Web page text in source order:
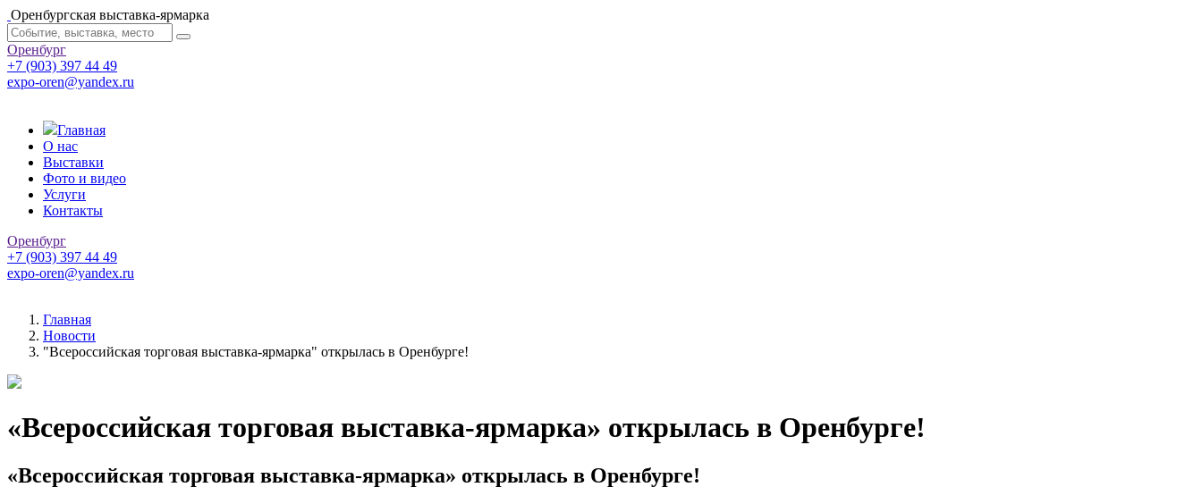
Оренбургская выставка-ярмарка
Оренбург
+7 (903) 397 44 49
expo-oren@yandex.ru
Главная
О нас
Выставки
Фото и видео
Услуги
Контакты
Оренбург
+7 (903) 397 44 49
expo-oren@yandex.ru
Главная
Новости
"Всероссийская торговая выставка-ярмарка" открылась в Оренбурге!
«Всероссийская торговая выставка-ярмарка» открылась в Оренбурге!
«Всероссийская торговая выставка-ярмарка» открылась в Оренбурге!